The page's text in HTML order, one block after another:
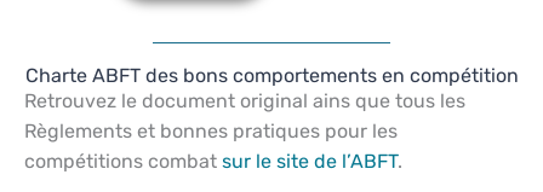
Charte ABFT des bons comportements en compétition
Retrouvez le document original ains que tous les
Règlements et bonnes pratiques pour les
compétitions combat sur le site de l’ABFT.